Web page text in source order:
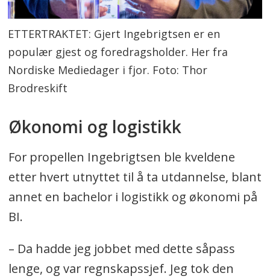
ETTERTRAKTET: Gjert Ingebrigtsen er en
populær gjest og foredragsholder. Her fra
Nordiske Mediedager i fjor. Foto: Thor
Brodreskift
Økonomi og logistikk
For propellen Ingebrigtsen ble kveldene
etter hvert utnyttet til å ta utdannelse, blant
annet en bachelor i logistikk og økonomi på
BI.
– Da hadde jeg jobbet med dette såpass
lenge, og var regnskapssjef. Jeg tok den